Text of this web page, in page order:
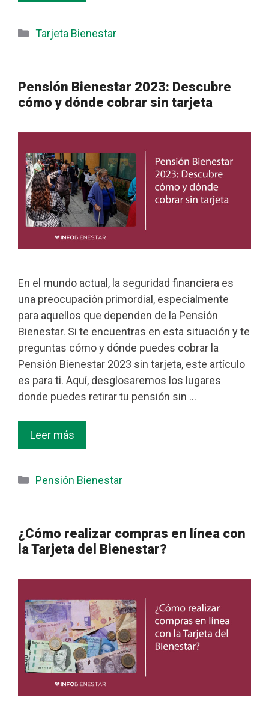
Categorías
Tarjeta Bienestar
Pensión Bienestar 2023: Descubre
cómo y dónde cobrar sin tarjeta
En el mundo actual, la seguridad financiera es
una preocupación primordial, especialmente
para aquellos que dependen de la Pensión
Bienestar. Si te encuentras en esta situación y te
preguntas cómo y dónde puedes cobrar la
Pensión Bienestar 2023 sin tarjeta, este artículo
es para ti. Aquí, desglosaremos los lugares
donde puedes retirar tu pensión sin …
Leer más
Categorías
Pensión Bienestar
¿Cómo realizar compras en línea con
la Tarjeta del Bienestar?